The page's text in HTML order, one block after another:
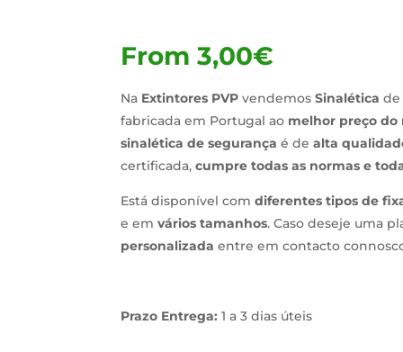
From 3,00€
Na Extintores PVP vendemosSinalética de
fabricada em Portugal ao melhor preço do
sinalética de segurança é dealta
certificada,cumpre todas as normas e
Está disponível comdiferentes tipos de
e emvários tamanhos. Caso deseje uma
personalizada entre em contacto
Prazo Entrega: 1 a 3 dias úteis